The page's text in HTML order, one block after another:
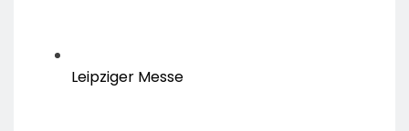
Leipziger Messe